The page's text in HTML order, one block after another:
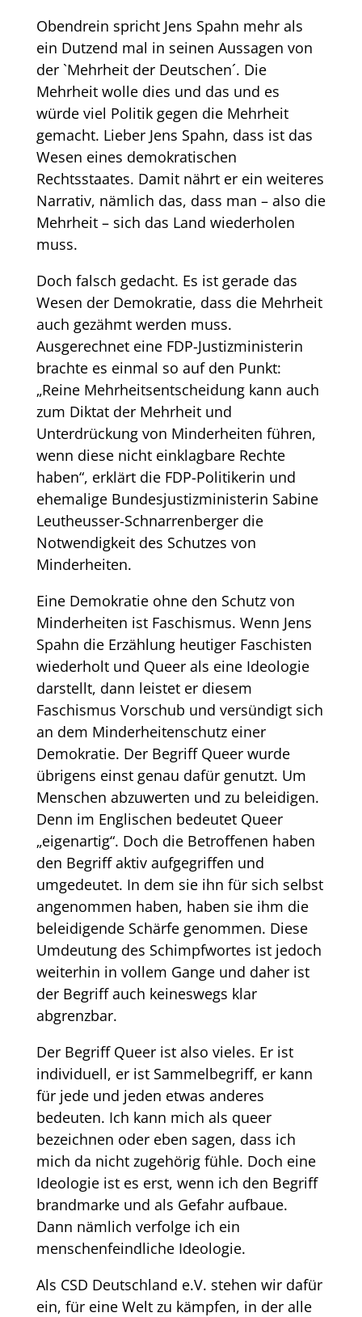
Obendrein spricht Jens Spahn mehr als
ein Dutzend mal in seinen Aussagen von
der `Mehrheit der Deutschen´. Die
Mehrheit wolle dies und das und es
würde viel Politik gegen die Mehrheit
gemacht. Lieber Jens Spahn, dass ist das
Wesen eines demokratischen
Rechtsstaates. Damit nährt er ein weiteres
Narrativ, nämlich das, dass man – also die
Mehrheit – sich das Land wiederholen
muss.
Doch falsch gedacht. Es ist gerade das
Wesen der Demokratie, dass die Mehrheit
auch gezähmt werden muss.
Ausgerechnet eine FDP-Justizministerin
brachte es einmal so auf den Punkt:
„Reine Mehrheitsentscheidung kann auch
zum Diktat der Mehrheit und
Unterdrückung von Minderheiten führen,
wenn diese nicht einklagbare Rechte
haben“, erklärt die FDP-Politikerin und
ehemalige Bundesjustizministerin Sabine
Leutheusser-Schnarrenberger die
Notwendigkeit des Schutzes von
Minderheiten.
Eine Demokratie ohne den Schutz von
Minderheiten ist Faschismus. Wenn Jens
Spahn die Erzählung heutiger Faschisten
wiederholt und Queer als eine Ideologie
darstellt, dann leistet er diesem
Faschismus Vorschub und versündigt sich
an dem Minderheitenschutz einer
Demokratie. Der Begriff Queer wurde
übrigens einst genau dafür genutzt. Um
Menschen abzuwerten und zu beleidigen.
Denn im Englischen bedeutet Queer
„eigenartig“. Doch die Betroffenen haben
den Begriff aktiv aufgegriffen und
umgedeutet. In dem sie ihn für sich selbst
angenommen haben, haben sie ihm die
beleidigende Schärfe genommen. Diese
Umdeutung des Schimpfwortes ist jedoch
weiterhin in vollem Gange und daher ist
der Begriff auch keineswegs klar
abgrenzbar.
Der Begriff Queer ist also vieles. Er ist
individuell, er ist Sammelbegriff, er kann
für jede und jeden etwas anderes
bedeuten. Ich kann mich als queer
bezeichnen oder eben sagen, dass ich
mich da nicht zugehörig fühle. Doch eine
Ideologie ist es erst, wenn ich den Begriff
brandmarke und als Gefahr aufbaue.
Dann nämlich verfolge ich ein
menschenfeindliche Ideologie.
Als CSD Deutschland e.V. stehen wir dafür
ein, für eine Welt zu kämpfen, in der alle